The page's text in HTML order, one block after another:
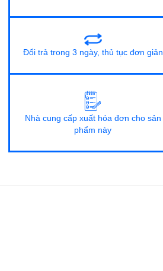
Đổi trả trong 3 ngày, thủ tục đơn giản
Nhà cung cấp xuất hóa đơn cho sản
phẩm này